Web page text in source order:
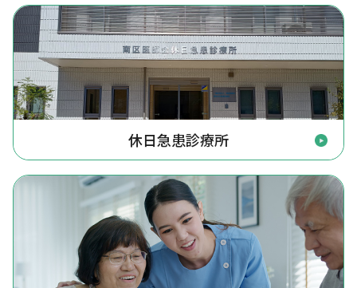
休日急患診療所